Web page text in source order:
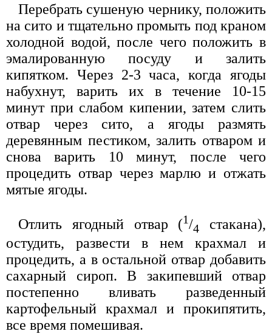
Перебрать сушеную чернику, положить
на сито и тщательно промыть под краном
холодной водой, после чего положить в
эмалированную посуду и залить
кипятком. Через 2-3 часа, когда ягоды
набухнут, варить их в течение 10-15
минут при слабом кипении, затем слить
отвар через сито, а ягоды размять
деревянным пестиком, залить отваром и
снова варить 10 минут, после чего
процедить отвар через марлю и отжать
мятые ягоды.
Отлить ягодный отвар (1/4
стакана),
остудить, развести в нем крахмал и
процедить, а в остальной отвар добавить
сахарный сироп. В закипевший отвар
постепенно вливать разведенный
картофельный крахмал и прокипятить,
все время помешивая.